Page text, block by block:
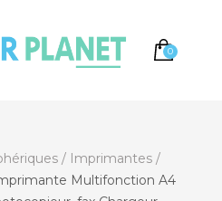
0
/ Imprimantes /
Multifonction A4